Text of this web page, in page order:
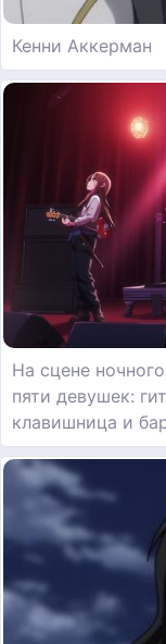
Кенни Аккерман
На сцене
пяти девушек:
клавишница и